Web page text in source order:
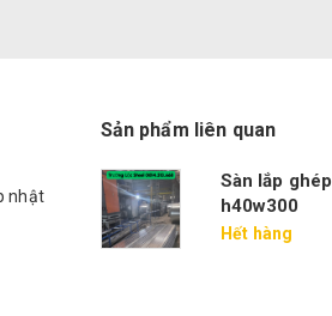
nhật
Sản phẩm liên quan
Sàn lắp ghép
h40w300
Hết hàng